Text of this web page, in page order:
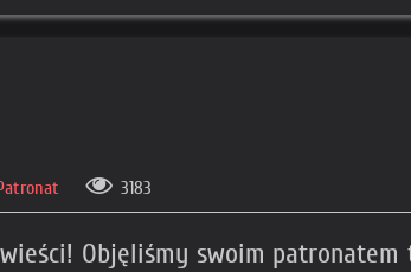
3183
Objęliśmy swoim patronatem